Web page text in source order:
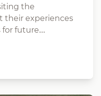
the
their experiences
for future…